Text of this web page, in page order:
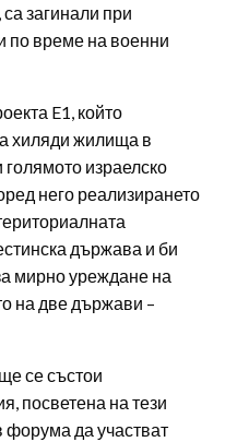
загинали при
по време на военни
E1, който
хиляди жилища в
израелско
него реализирането
държава и би
мирно уреждане на
на две държави –
се състои
посветена на тези
форума да участват